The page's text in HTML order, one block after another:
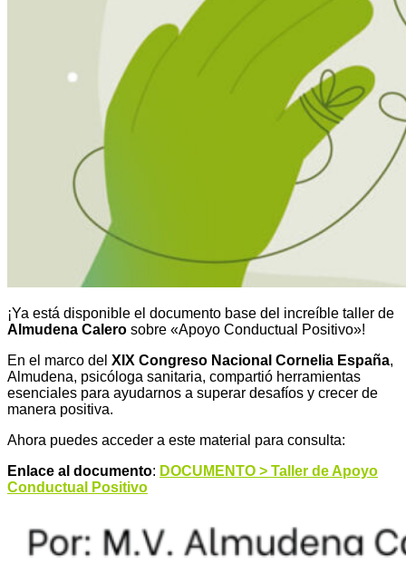
¡Ya está disponible el documento base del increíble taller de
Almudena Calero sobre «Apoyo Conductual Positivo»!
En el marco del XIX Congreso Nacional Cornelia España,
Almudena, psicóloga sanitaria, compartió herramientas
esenciales para ayudarnos a superar desafíos y crecer de
manera positiva.
Ahora puedes acceder a este material para consulta:
Enlace al documento: DOCUMENTO > Taller de Apoyo
Conductual Positivo